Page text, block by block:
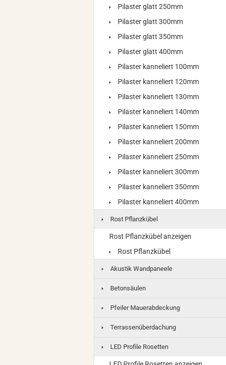
Pilaster glatt 250mm
Pilaster glatt 300mm
Pilaster glatt 350mm
Pilaster glatt 400mm
Pilaster kanneliert 100mm
Pilaster kanneliert 120mm
Pilaster kanneliert 130mm
Pilaster kanneliert 140mm
Pilaster kanneliert 150mm
Pilaster kanneliert 200mm
Pilaster kanneliert 250mm
Pilaster kanneliert 300mm
Pilaster kanneliert 350mm
Pilaster kanneliert 400mm
Rost Pflanzkübel
Rost Pflanzkübel anzeigen
Rost Pflanzkübel
Akustik Wandpaneele
Betonsäulen
Pfeiler Mauerabdeckung
Terrassenüberdachung
LED Profile Rosetten